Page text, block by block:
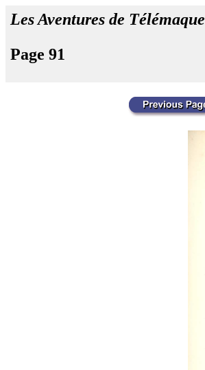
Les Aventures de Télémaque
Page 91